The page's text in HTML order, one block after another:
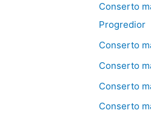
Conserto
Progredior
Conserto
Conserto
Conserto
Conserto